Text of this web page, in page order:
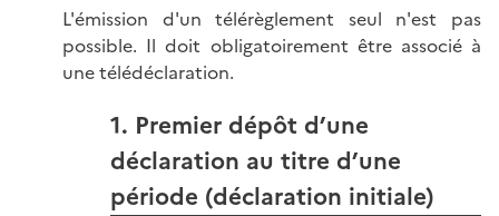
L'émission d'un télérèglement seul n'est pas
possible. Il doit obligatoirement être associé à
une télédéclaration.
1. Premier dépôt d’une
déclaration au titre d’une
période (déclaration initiale)